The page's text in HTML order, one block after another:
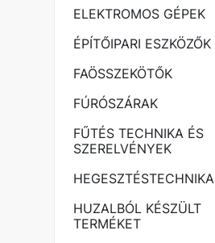
ELEKTROMOS GÉPEK
ÉPÍTŐIPARI ESZKÖZŐK
FAÖSSZEKÖTŐK
FÚRÓSZÁRAK
FŰTÉS TECHNIKA ÉS
SZERELVÉNYEK
HEGESZTÉSTECHNIKA
HUZALBÓL KÉSZÜLT
TERMÉKET